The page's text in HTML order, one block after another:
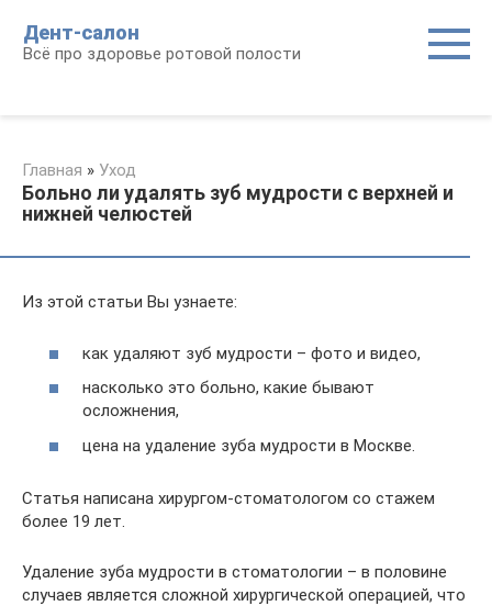
контенту
Дент-салон
Всё про здоровье ротовой полости
Главная » Уход
Больно ли удалять зуб мудрости с верхней и
нижней челюстей
Из этой статьи Вы узнаете:
как удаляют зуб мудрости – фото и видео,
насколько это больно, какие бывают
осложнения,
цена на удаление зуба мудрости в Москве.
Статья написана хирургом-стоматологом со стажем
более 19 лет.
Удаление зуба мудрости в стоматологии – в половине
случаев является сложной хирургической операцией, что